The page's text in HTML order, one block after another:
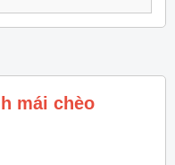
mái chèo